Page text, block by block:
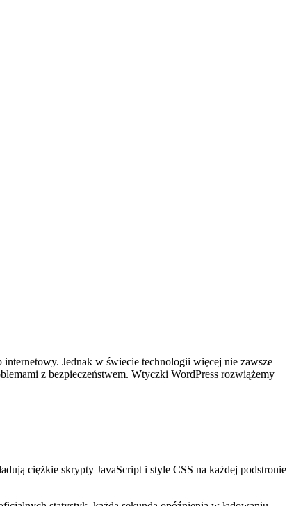
Jednak w świecie technologii więcej nie zawsze
z bezpieczeństwem. Wtyczki WordPress rozwiążemy
ciężkie skrypty JavaScript i style CSS na każdej podstronie